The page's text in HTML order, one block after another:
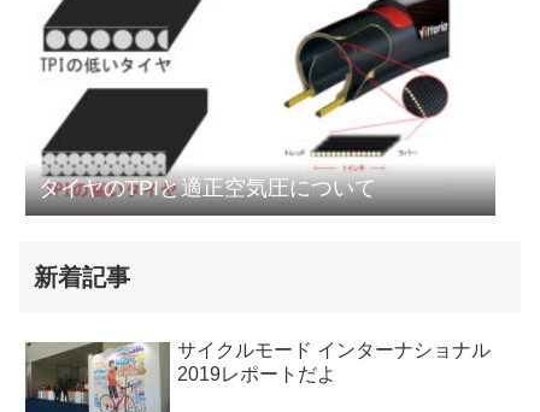
タイヤのTPIと適正空気圧について
新着記事
サイクルモード インターナショナル
2019レポートだよ